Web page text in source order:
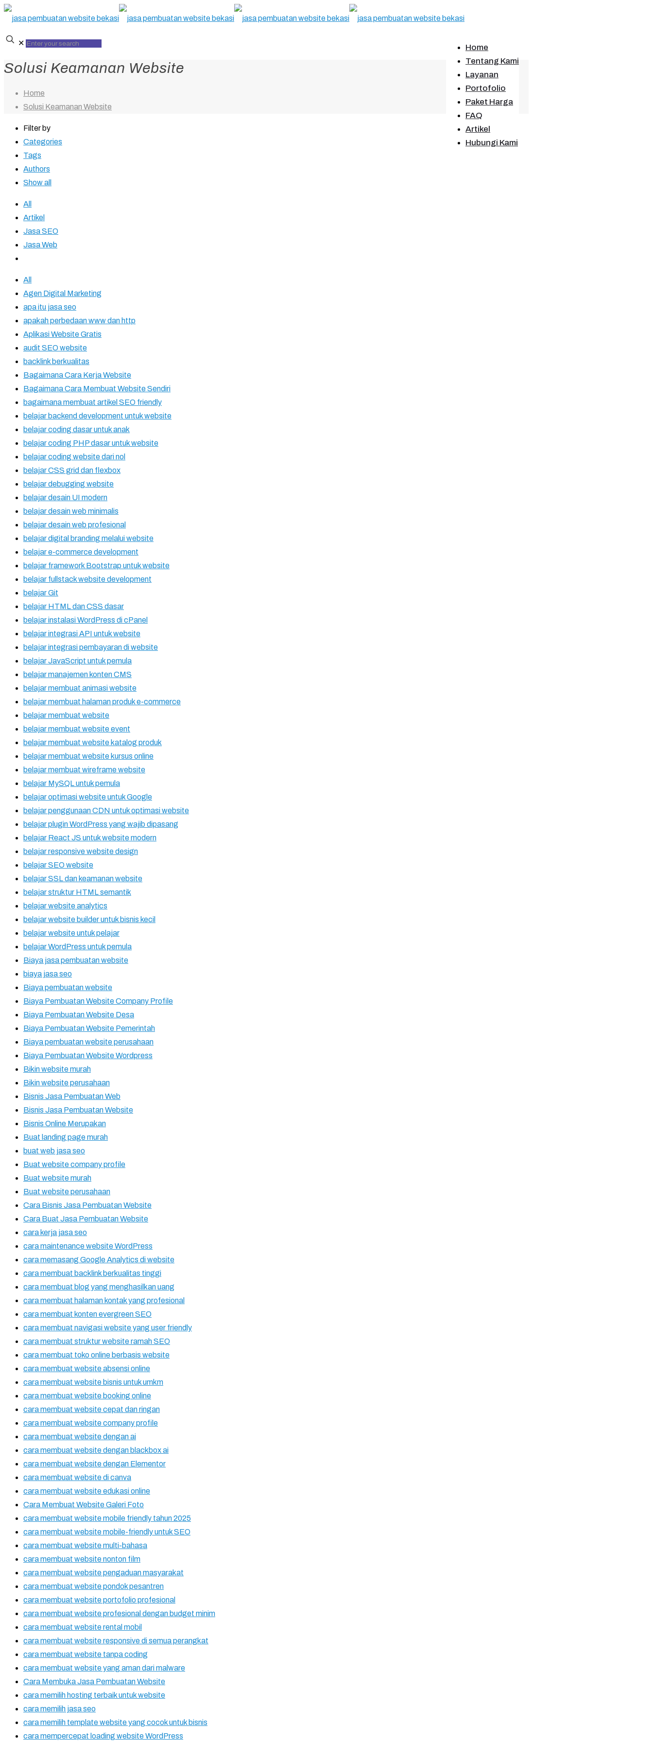
Home
Tentang Kami
Layanan
Portofolio
Paket Harga
FAQ
Artikel
Hubungi Kami
✕
Solusi Keamanan Website
Home
Solusi Keamanan Website
Filter by
Categories
Tags
Authors
Show all
All
Artikel
Jasa SEO
Jasa Web
All
Agen Digital Marketing
apa itu jasa seo
apakah perbedaan www dan http
Aplikasi Website Gratis
audit SEO website
backlink berkualitas
Bagaimana Cara Kerja Website
Bagaimana Cara Membuat Website Sendiri
bagaimana membuat artikel SEO friendly
belajar backend development untuk website
belajar coding dasar untuk anak
belajar coding PHP dasar untuk website
belajar coding website dari nol
belajar CSS grid dan flexbox
belajar debugging website
belajar desain UI modern
belajar desain web minimalis
belajar desain web profesional
belajar digital branding melalui website
belajar e-commerce development
belajar framework Bootstrap untuk website
belajar fullstack website development
belajar Git
belajar HTML dan CSS dasar
belajar instalasi WordPress di cPanel
belajar integrasi API untuk website
belajar integrasi pembayaran di website
belajar JavaScript untuk pemula
belajar manajemen konten CMS
belajar membuat animasi website
belajar membuat halaman produk e-commerce
belajar membuat website
belajar membuat website event
belajar membuat website katalog produk
belajar membuat website kursus online
belajar membuat wireframe website
belajar MySQL untuk pemula
belajar optimasi website untuk Google
belajar penggunaan CDN untuk optimasi website
belajar plugin WordPress yang wajib dipasang
belajar React JS untuk website modern
belajar responsive website design
belajar SEO website
belajar SSL dan keamanan website
belajar struktur HTML semantik
belajar website analytics
belajar website builder untuk bisnis kecil
belajar website untuk pelajar
belajar WordPress untuk pemula
Biaya jasa pembuatan website
biaya jasa seo
Biaya pembuatan website
Biaya Pembuatan Website Company Profile
Biaya Pembuatan Website Desa
Biaya Pembuatan Website Pemerintah
Biaya pembuatan website perusahaan
Biaya Pembuatan Website Wordpress
Bikin website murah
Bikin website perusahaan
Bisnis Jasa Pembuatan Web
Bisnis Jasa Pembuatan Website
Bisnis Online Merupakan
Buat landing page murah
buat web jasa seo
Buat website company profile
Buat website murah
Buat website perusahaan
Cara Bisnis Jasa Pembuatan Website
Cara Buat Jasa Pembuatan Website
cara kerja jasa seo
cara maintenance website WordPress
cara memasang Google Analytics di website
cara membuat backlink berkualitas tinggi
cara membuat blog yang menghasilkan uang
cara membuat halaman kontak yang profesional
cara membuat konten evergreen SEO
cara membuat navigasi website yang user friendly
cara membuat struktur website ramah SEO
cara membuat toko online berbasis website
cara membuat website absensi online
cara membuat website bisnis untuk umkm
cara membuat website booking online
cara membuat website cepat dan ringan
cara membuat website company profile
cara membuat website dengan ai
cara membuat website dengan blackbox ai
cara membuat website dengan Elementor
cara membuat website di canva
cara membuat website edukasi online
Cara Membuat Website Galeri Foto
cara membuat website mobile friendly tahun 2025
cara membuat website mobile-friendly untuk SEO
cara membuat website multi-bahasa
cara membuat website nonton film
cara membuat website pengaduan masyarakat
cara membuat website pondok pesantren
cara membuat website portofolio profesional
cara membuat website profesional dengan budget minim
cara membuat website rental mobil
cara membuat website responsive di semua perangkat
cara membuat website tanpa coding
cara membuat website yang aman dari malware
Cara Membuka Jasa Pembuatan Website
cara memilih hosting terbaik untuk website
cara memilih jasa seo
cara memilih template website yang cocok untuk bisnis
cara mempercepat loading website WordPress